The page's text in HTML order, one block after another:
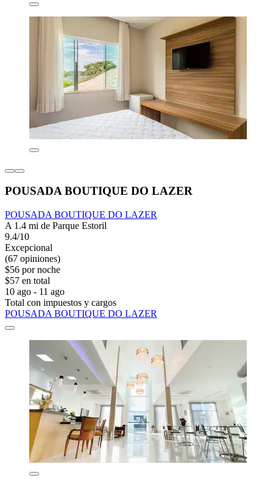
POUSADA BOUTIQUE DO LAZER
POUSADA BOUTIQUE DO LAZER
A 1.4 mi de Parque Estoril
9.4/10
Excepcional
(67 opiniones)
$56 por noche
$57 en total
10 ago - 11 ago
Total con impuestos y cargos
POUSADA BOUTIQUE DO LAZER